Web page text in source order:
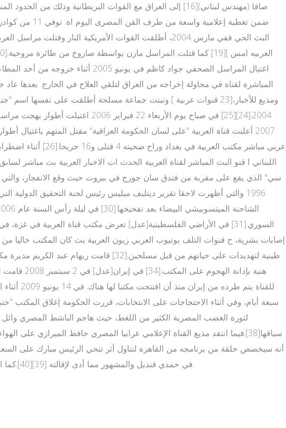
ضمن تغطية
المباشرة لقناة في محاولة إخراجه من العراق لتلقي العلاج في الخارج.
1996 والتي أظهرت لاحقا تقرير ديتليف ميليس رئيس لجنة التحقيق الدولية
إصابات بشرية، ح قنوات التلف يوتيوب العربي زيون العربية يث كان المكتب
لثورة الغضب المصرية الكثير من اللغط، حيث هاجم الناشط المصري وائل
سياقها[38].فيما انتقد مذيع القناة الإعلامي عرابيا المصري حافظ الميرازي
أنه سيخصص حلقة من برنامجه من القاهرة لتناول أثر تنحي الرئيس مبارك على
في حمدي قنديل والمشهور مما أدى لإقالته [39][40].كما استنكرت لجان التظاهرات الشعبية تغطية قناة العربية للوقائع وبثها "أخبارا كاذبة تهدف لإحباط المتظاهرين"[41].